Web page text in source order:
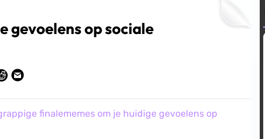
gevoelens op sociale
finalememes om je huidige gevoelens op